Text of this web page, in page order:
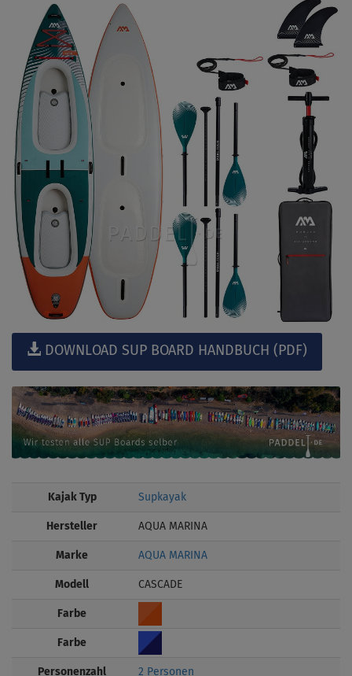
DOWNLOAD SUP BOARD HANDBUCH (PDF)
Kajak Typ Supkayak
Hersteller AQUA MARINA
Marke AQUA MARINA
Modell CASCADE
Farbe
Farbe
Personenzahl 2 Personen